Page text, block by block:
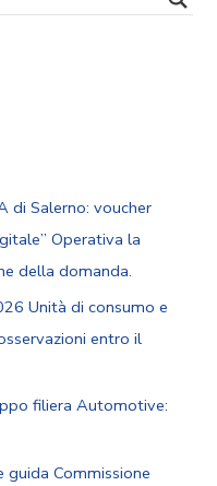
di Salerno: voucher
Operativa la
della domanda.
Unità di consumo e
entro il
filiera Automotive:
guida Commissione